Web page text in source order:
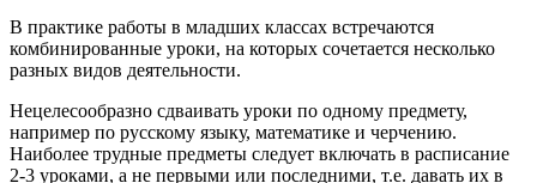
В практике работы в младших классах встречаются
комбинированные уроки, на которых сочетается несколько
разных видов деятельности.
Нецелесообразно сдваивать уроки по одному предмету,
например по русскому языку, математике и черчению.
Наиболее трудные предметы следует включать в расписание
2-3 уроками, а не первыми или последними, т.е. давать их в